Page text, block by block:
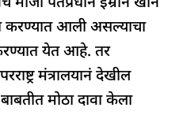
e
g
ra
m
ar
e
करण्यात आली असल्याचा
येत आहे. तर
मंत्रालयानं देखील
मोठा दावा केला